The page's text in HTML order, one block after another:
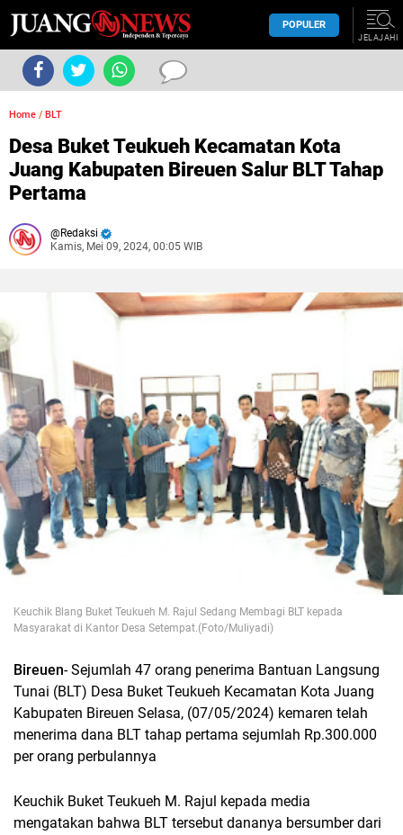
POPULER
JELAJAHI
Home / BLT
Desa Buket Teukueh Kecamatan Kota
Juang Kabupaten Bireuen Salur BLT Tahap
Pertama
Redaksi
Kamis, Mei 09, 2024, 00:05 WIB
Keuchik Blang Buket Teukueh M. Rajul Sedang Membagi BLT kepada
Masyarakat di Kantor Desa Setempat.(Foto/Muliyadi)
Bireuen- Sejumlah 47 orang penerima Bantuan Langsung
Tunai (BLT) Desa Buket Teukueh Kecamatan Kota Juang
Kabupaten Bireuen Selasa, (07/05/2024) kemaren telah
menerima dana BLT tahap pertama sejumlah Rp.300.000
per orang perbulannya
Keuchik Buket Teukueh M. Rajul kepada media
mengatakan bahwa BLT tersebut dananya bersumber dari